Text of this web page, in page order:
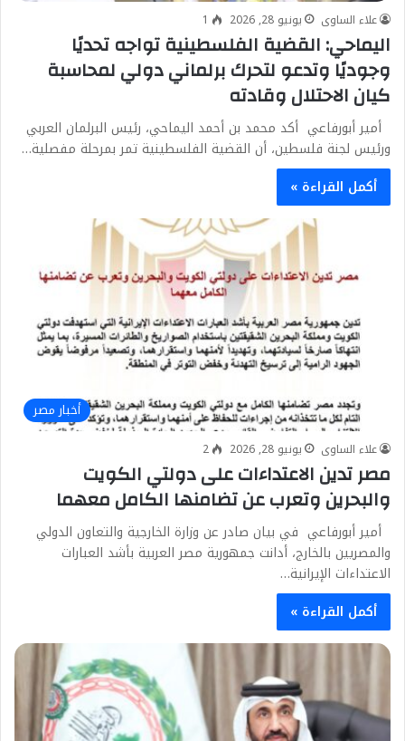
علاء الساوى يونيو 28, 2026 1
اليماحي: القضية الفلسطينية تواجه تحديًا
وجوديًا وتدعو لتحرك برلماني دولي لمحاسبة
كيان الاحتلال وقادته
أمير أبورفاعي أكد محمد بن أحمد اليماحي، رئيس البرلمان العربي
ورئيس لجنة فلسطين، أن القضية الفلسطينية تمر بمرحلة مفصلية…
أكمل القراءة »
أخبار مصر
علاء الساوى يونيو 28, 2026 2
مصر تدين الاعتداءات على دولتي الكويت
والبحرين وتعرب عن تضامنها الكامل معهما
أمير أبورفاعي في بيان صادر عن وزارة الخارجية والتعاون الدولي
والمصريين بالخارج، أدانت جمهورية مصر العربية بأشد العبارات
الاعتداءات الإيرانية…
أكمل القراءة »